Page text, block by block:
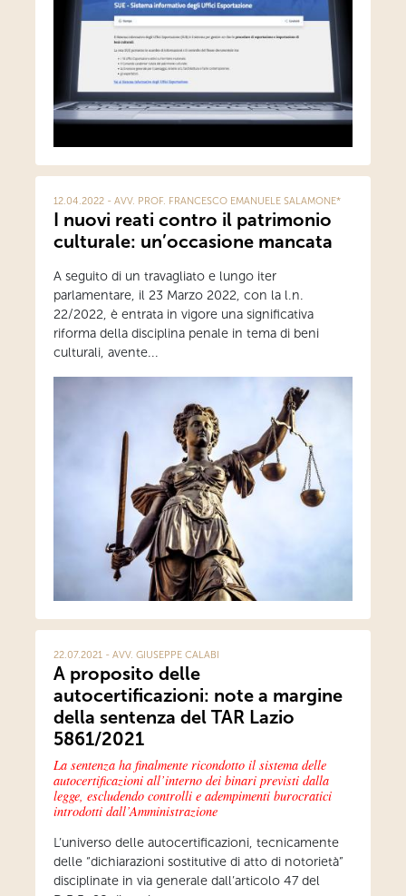
12.04.2022 - AVV. PROF. FRANCESCO EMANUELE SALAMONE*
I nuovi reati contro il patrimonio
culturale: un’occasione mancata
A seguito di un travagliato e lungo iter
parlamentare, il 23 Marzo 2022, con la l.n.
22/2022, è entrata in vigore una significativa
riforma della disciplina penale in tema di beni
culturali, avente...
22.07.2021 - AVV. GIUSEPPE CALABI
A proposito delle
autocertificazioni: note a margine
della sentenza del TAR Lazio
5861/2021
La sentenza ha finalmente ricondotto il sistema delle
autocertificazioni all’interno dei binari previsti dalla
legge, escludendo controlli e adempimenti burocratici
introdotti dall’Amministrazione
L’universo delle autocertificazioni, tecnicamente
delle “dichiarazioni sostitutive di atto di notorietà”
disciplinate in via generale dall’articolo 47 del